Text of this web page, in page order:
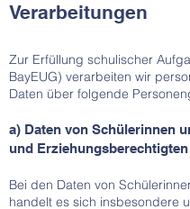
Verarbeitungen
Zur Erfüllung schulischer
BayEUG) verarbeiten wir
Daten über folgende
a) Daten von Schülerinnen
und Erziehungsberechtigten
Bei den Daten von
handelt es sich insbesondere